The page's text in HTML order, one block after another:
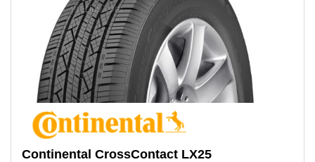
Continental CrossContact LX25